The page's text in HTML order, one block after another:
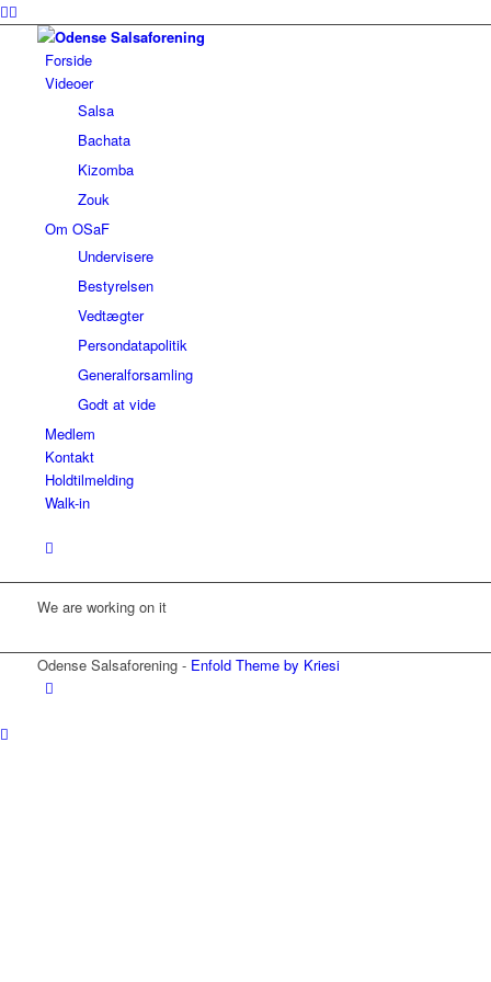
Forside
Videoer
Salsa
Bachata
Kizomba
Zouk
Om OSaF
Undervisere
Bestyrelsen
Vedtægter
Persondatapolitik
Generalforsamling
Godt at vide
Medlem
Kontakt
Holdtilmelding
Walk-in
We are working on it
Odense Salsaforening - Enfold Theme by Kriesi